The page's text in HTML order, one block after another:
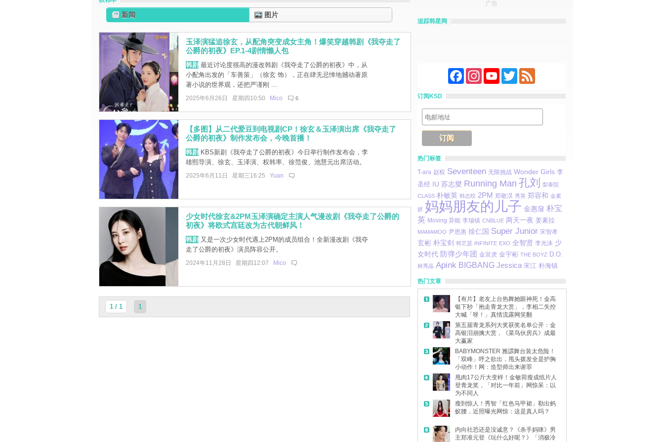
新闻 图片
玉泽演猛追徐玄，从配角突变成女主角！爆笑穿越韩剧《我夺走了
公爵的初夜》EP.1-4剧情懒人包
韩剧 最近讨论度很高的漫改韩剧《我夺走了公爵的初夜》中，从
小配角出发的「车善策」（徐玄 饰），正在肆无忌惮地撼动著原
著小说的世界观，还把严谨刚 ...
2025年6月26日 星期四10:50 Mico 6
【多图】从二代爱豆到电视剧CP！徐玄＆玉泽演出席《我夺走了
公爵的初夜》制作发布会，今晚首播！
韩剧 KBS新剧《我夺走了公爵的初夜》今日举行制作发布会，李
雄熙导演、徐玄、玉泽演、权韩率、徐范俊、池慧元出席活动。
2025年6月11日 星期三16:25 Yuan
少女时代徐玄&2PM玉泽演确定主演人气漫改剧《我夺走了公爵的
初夜》将欧式宫廷改为古代朝鲜风！
韩剧 又是一次少女时代遇上2PM的成员组合！全新漫改剧《我夺
走了公爵的初夜》演员阵容公开。
2024年11月28日 星期四12:07 Mico
1 / 1 1
广告
追踪韩星网
FacebookInstagramYouTubeTwitterFeed
订阅KSD
热门标签
T-ara 赵权 Seventeen 无限挑战 Wonder Girls 李
圣经
IU 苏志燮 Running Man 孔刘
梨泰院
CLASS 朴敏英 韩志旼 2PM 郑敬淏 秀英 郑容和 金素
妍 妈妈朋友的儿子 金惠奫 朴宝
英 Moving 异能 李瑞镇 CNBLUE 两天一夜 姜素拉
MAMAMOO 尹恩惠 徐仁国 Super Junior 宋智孝
玄彬 朴宝剑 韩艺瑟 INFINITE EXO 全智贤 李光洙 少
女时代 防弹少年团 金宣虎 金宇彬 THE BOYZ D.O.
林秀晶 Apink BIGBANG Jessica 宋江 朴海镇
热门文章
【有片】老友上台热舞她眼神死！金高
银下秒「抱走青龙大赏」，李相二失控
大喊「呀！」真情流露网笑翻
第五届青龙系列大奖获奖名单公开：金
高银泪崩擒大赏，《菜鸟伙房兵》成最
大赢家
BABYMONSTER 雅譞舞台装太危险！
「双峰」呼之欲出，甩头拨发全是护胸
小动作！网：造型师出来谢罪
甩肉17公斤大变样！金敏荷瘦成纸片人
登青龙奖，「对比一年前」网惊呆：以
为不同人
瘦到惊人！秀智「红色马甲裙」勒出蚂
蚁腰，近照曝光网惊：这是真人吗？
内向社恐还是没诚意？《杀手妈咪》男
主郑准元登《玩什么好呢？》「消极冷